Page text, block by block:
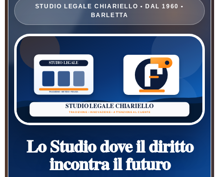
STUDIO LEGALE CHIARIELLO • DAL 1960 •
BARLETTA
STUDIO LEGALE
TRADIZIONE • METODO • FIDUCIA
STUDIO LEGALE CHIARIELLO
TRADIZIONE • INNOVAZIONE • ATTENZIONE AL CLIENTE
Lo Studio dove il diritto
incontra il futuro